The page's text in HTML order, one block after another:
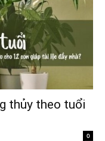
thủy theo tuổi
0